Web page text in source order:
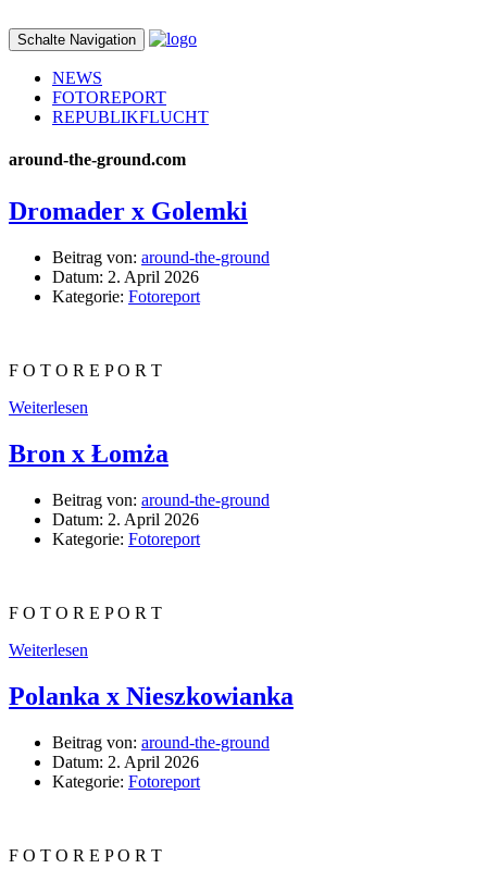
Schalte Navigation
NEWS
FOTOREPORT
REPUBLIKFLUCHT
around-the-ground.com
Dromader x Golemki
Beitrag von: around-the-ground
Datum: 2. April 2026
Kategorie: Fotoreport
F O T O R E P O R T
Weiterlesen
Bron x Łomża
Beitrag von: around-the-ground
Datum: 2. April 2026
Kategorie: Fotoreport
F O T O R E P O R T
Weiterlesen
Polanka x Nieszkowianka
Beitrag von: around-the-ground
Datum: 2. April 2026
Kategorie: Fotoreport
F O T O R E P O R T